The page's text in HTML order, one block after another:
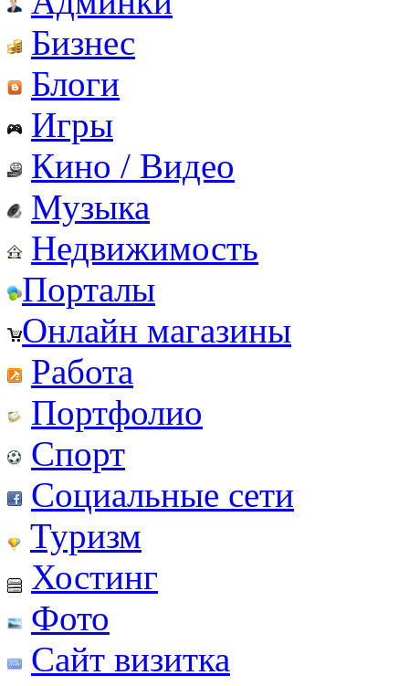
Бизнес
Блоги
Игры
Кино / Видео
Музыка
Недвижимость
Порталы
Онлайн магазины
Работа
Портфолио
Спорт
Социальные сети
Туризм
Хостинг
Фото
Сайт визитка